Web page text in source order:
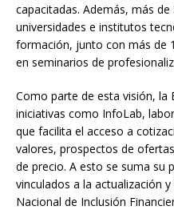
capacitadas. Además, más
universidades e institutos
formación, junto con más de
en seminarios de
Como parte de esta visión, la
iniciativas como InfoLab,
que facilita el acceso a
valores, prospectos de
de precio. A esto se suma su
vinculados a la actualización
Nacional de Inclusión